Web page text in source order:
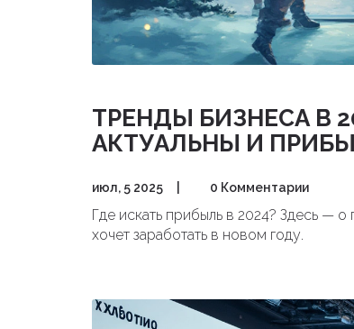
ТРЕНДЫ БИЗНЕСА В
АКТУАЛЬНЫ И
июл, 5 2025 0 Комментарии
Где искать прибыль в 2024? Здесь — о
хочет заработать в новом году.